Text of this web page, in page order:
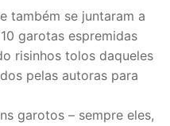
também se juntaram a
garotas espremidas
risinhos tolos daqueles
pelas autoras para
garotos – sempre eles,